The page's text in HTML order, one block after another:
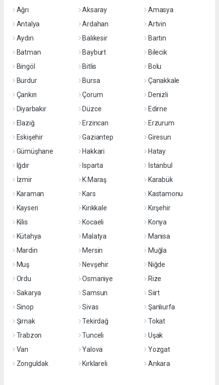
Ağrı
Aksaray
Amasya
Antalya
Ardahan
Artvin
Aydın
Balıkesir
Bartın
Batman
Bayburt
Bilecik
Bingöl
Bitlis
Bolu
Burdur
Bursa
Çanakkale
Çankırı
Çorum
Denizli
Diyarbakır
Düzce
Edirne
Elazığ
Erzincan
Erzurum
Eskişehir
Gaziantep
Giresun
Gümüşhane
Hakkari
Hatay
Iğdır
Isparta
İstanbul
İzmir
K.Maraş
Karabük
Karaman
Kars
Kastamonu
Kayseri
Kırıkkale
Kırşehir
Kilis
Kocaeli
Konya
Kütahya
Malatya
Manisa
Mardin
Mersin
Muğla
Muş
Nevşehir
Niğde
Ordu
Osmaniye
Rize
Sakarya
Samsun
Siirt
Sinop
Sivas
Şanlıurfa
Şırnak
Tekirdağ
Tokat
Trabzon
Tunceli
Uşak
Van
Yalova
Yozgat
Zonguldak
Kırklareli Ankara